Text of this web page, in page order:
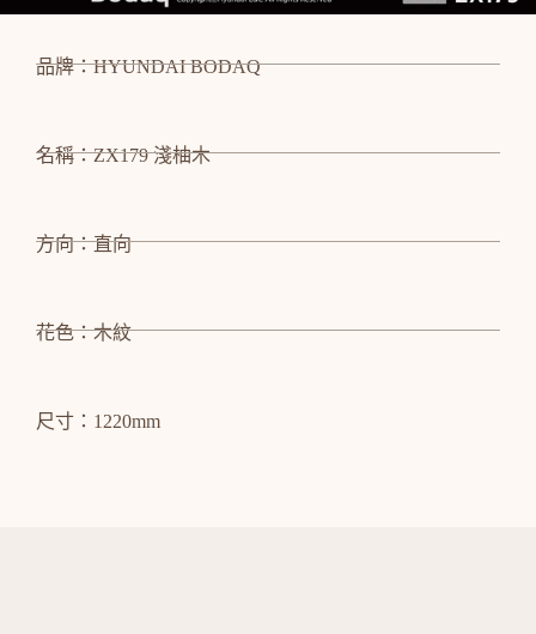
品牌：HYUNDAI BODAQ
名稱：ZX179 淺柚木
方向：直向
花色：木紋
尺寸：1220mm